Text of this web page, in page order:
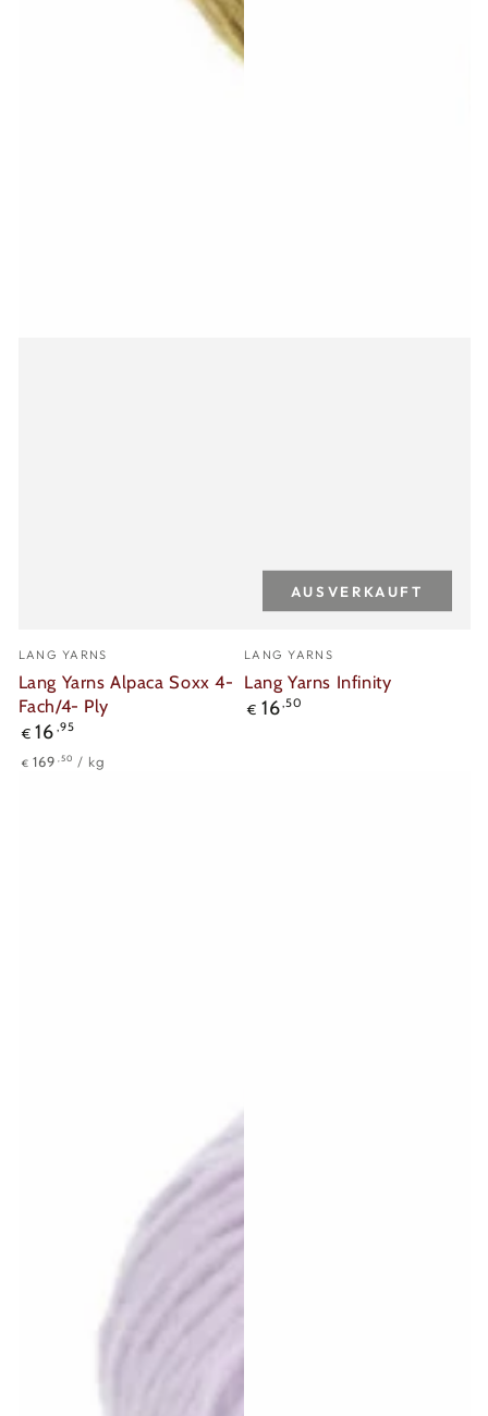
Verkäufer/in:
LANG YARNS
Lang Yarns Alpaca Soxx 4-
Fach/4- Ply
Regulärer
Preis
€ 16 ,95
Stückpreis
€ 169 ,50 / pro
kg
Verkäufer/in:
LANG YARNS
Lang Yarns Infinity
Regulärer
€ 16,50
AUSVERKAUFT